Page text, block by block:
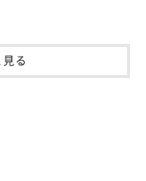
！チッ』と、舌打ちさ
る